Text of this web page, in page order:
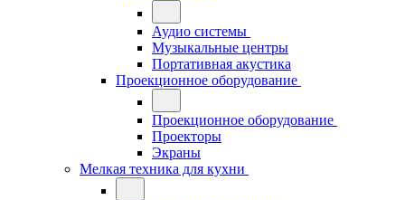
Аудио системы
Музыкальные центры
Портативная акустика
Проекционное оборудование
Проекционное оборудование
Проекторы
Экраны
Мелкая техника для кухни